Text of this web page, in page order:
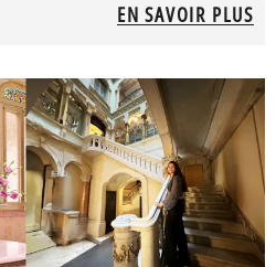
EN SAVOIR PLUS